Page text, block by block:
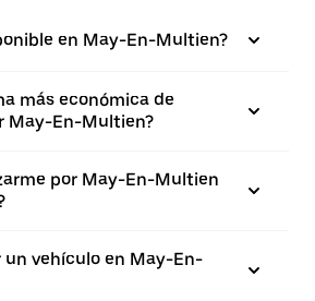
en May-En-Multien?
más económica de
May-En-Multien?
por May-En-Multien
un vehículo en May-En-